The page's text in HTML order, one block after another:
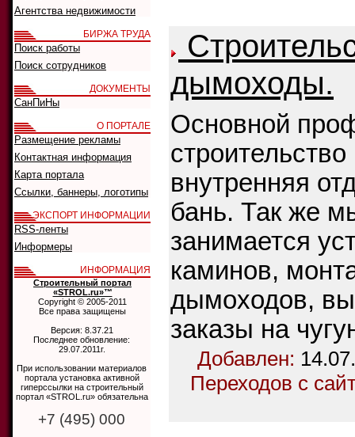
дымоходы.
Основной
строительство
внутренняя
бань. Так же
занимается
каминов,
дымоходов,
заказы на
Добавлен:
Переходов с
Агентства недвижимости
БИРЖА ТРУДА
Поиск работы
Поиск сотрудников
ДОКУМЕНТЫ
СанПиНы
О ПОРТАЛЕ
Размещение рекламы
Контактная информация
Карта портала
Ссылки, баннеры, логотипы
ЭКСПОРТ ИНФОРМАЦИИ
RSS-ленты
Информеры
ИНФОРМАЦИЯ
Строительный портал
«STROL.ru»™
Copyright © 2005-2011
Все права защищены
Версия: 8.37.21
Последнее обновление:
29.07.2011г.
При использовании материалов
портала установка активной
гиперссылки на строительный
портал «STROL.ru» обязательна
+7 (495) 000